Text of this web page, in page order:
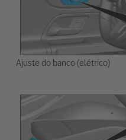
Ajuste do banco (elétrico)